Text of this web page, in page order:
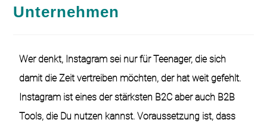
Unternehmen
Wer denkt, Instagram sei nur für Teenager, die sich
damit die Zeit vertreiben möchten, der hat weit gefehlt.
Instagram ist eines der stärksten B2C aber auch B2B
Tools, die Du nutzen kannst. Voraussetzung ist, dass